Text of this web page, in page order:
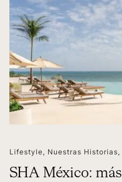
Lifestyle, Nuestras Historias,
SHA México: